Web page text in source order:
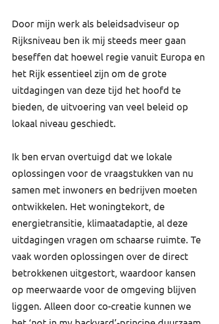
Volt Woerden
Volt Zeist
Doe mee!
Door mijn werk als beleidsadviseur op
Rijksniveau ben ik mij steeds meer gaan
beseffen dat hoewel regie vanuit Europa en
het Rijk essentieel zijn om de grote
uitdagingen van deze tijd het hoofd te
bieden, de uitvoering van veel beleid op
lokaal niveau geschiedt.
Ik ben ervan overtuigd dat we lokale
oplossingen voor de vraagstukken van nu
samen met inwoners en bedrijven moeten
ontwikkelen. Het woningtekort, de
energietransitie, klimaatadaptie, al deze
uitdagingen vragen om schaarse ruimte. Te
vaak worden oplossingen over de direct
betrokkenen uitgestort, waardoor kansen
op meerwaarde voor de omgeving blijven
liggen. Alleen door co-creatie kunnen we